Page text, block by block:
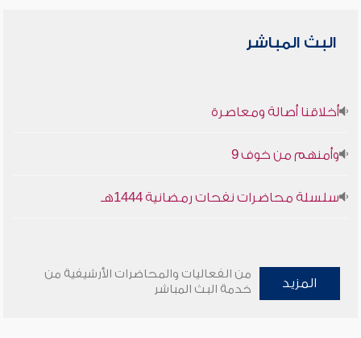
البث المباشر
أخلاقنا أصالة ومعاصرة
وأمنهم من خوف 9
سلسلة محاضرات نفحات رمضانية 1444هـ
المزيد
من الفعاليات والمحاضرات الأرشيفية من
خدمة البث المباشر